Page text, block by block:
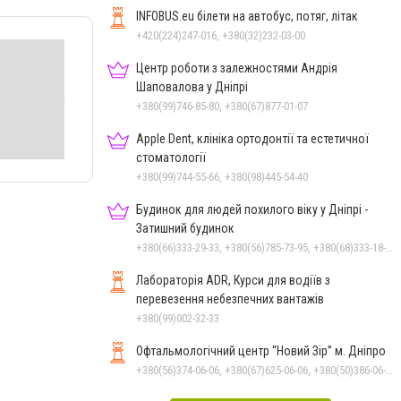
INFOBUS.eu білети на автобус, потяг, літак
+420(224)247-016, +380(32)232-03-00
Центр роботи з залежностями Андрія
Шаповалова у Дніпрі
+380(99)746-85-80, +380(67)877-01-07
Apple Dent, клініка ортодонтії та естетичної
стоматології
+380(99)744-55-66, +380(98)445-54-40
Будинок для людей похилого віку у Дніпрі -
Затишний будинок
Лабораторія ADR, Курси для водіїв з
перевезення небезпечних вантажів
+380(99)002-32-33
Офтальмологічний центр “Новий Зір” м. Дніпро